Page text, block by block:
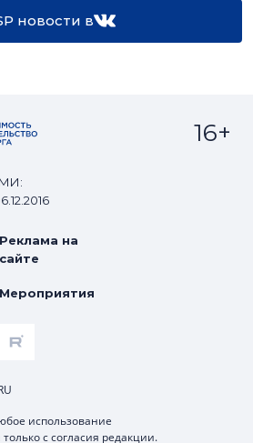
новости в
16+
Реклама на
сайте
Мероприятия
использование
с согласия редакции.